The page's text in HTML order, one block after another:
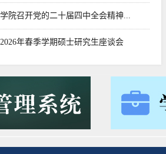
院召开党的二十届四中全会精神...
年春季学期硕士研究生座谈会